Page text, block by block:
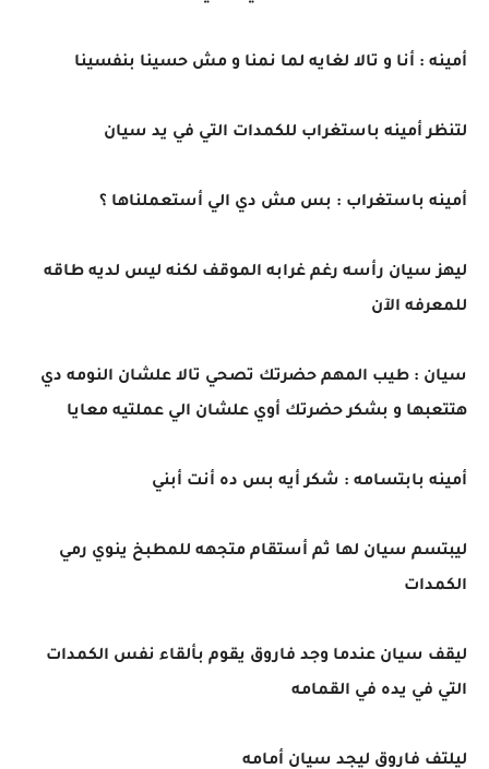
أمينه : أنا و تالا لغايه لما نمنا و مش حسينا بنفسينا
لتنظر أمينه باستغراب للكمدات التي في يد سيان
أمينه باستغراب : بس مش دي الي أستعملناها ؟
ليهز سيان رأسه رغم غرابه الموقف لكنه ليس لديه طاقه
للمعرفه الآن
سيان : طيب المهم حضرتك تصحي تالا علشان النومه دي
هتتعبها و بشكر حضرتك أوي علشان الي عملتيه معايا
أمينه بابتسامه : شكر أيه بس ده أنت أبني
ليبتسم سيان لها ثم أستقام متجهه للمطبخ ينوي رمي
الكمدات
ليقف سيان عندما وجد فاروق يقوم بألقاء نفس الكمدات
التي في يده في القمامه
ليلتف فاروق ليجد سيان أمامه